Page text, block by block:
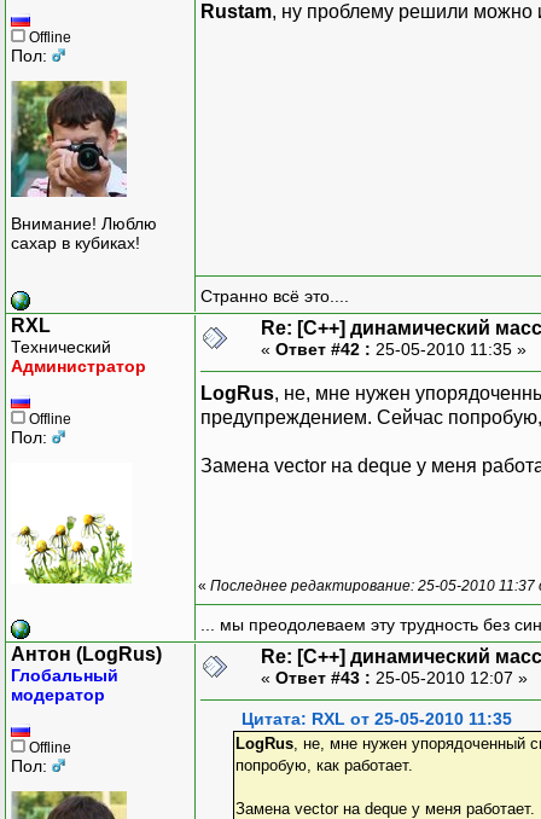
Offline
Пол:
Внимание! Люблю
сахар в кубиках!
Rustam, ну проблему решили можно
Странно всё это....
RXL
Технический
Администратор
Offline
Пол:
Re: [C++] динамический
« Ответ #42 : 25-05-2010 11:35 »
LogRus, не, мне нужен
предупреждением. Сейчас попробую,
Замена vector на deque у меня
« Последнее редактирование: 25-05-2010 11:37
... мы преодолеваем эту трудность без
Антон (LogRus)
Глобальный
модератор
Offline
Пол:
Re: [C++] динамический
« Ответ #43 : 25-05-2010 12:07 »
Цитата: RXL от 25-05-2010 11:35
LogRus, не, мне нужен упорядоченный
попробую, как работает.
Замена vector на deque у меня работает.